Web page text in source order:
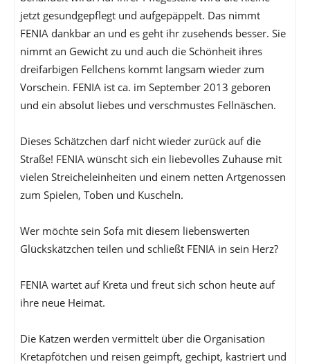
jetzt gesundgepflegt und aufgepäppelt. Das nimmt
FENIA dankbar an und es geht ihr zusehends besser. Sie
nimmt an Gewicht zu und auch die Schönheit ihres
dreifarbigen Fellchens kommt langsam wieder zum
Vorschein. FENIA ist ca. im September 2013 geboren
und ein absolut liebes und verschmustes Fellnäschen.
Dieses Schätzchen darf nicht wieder zurück auf die
Straße! FENIA wünscht sich ein liebevolles Zuhause mit
vielen Streicheleinheiten und einem netten Artgenossen
zum Spielen, Toben und Kuscheln.
Wer möchte sein Sofa mit diesem liebenswerten
Glückskätzchen teilen und schließt FENIA in sein Herz?
FENIA wartet auf Kreta und freut sich schon heute auf
ihre neue Heimat.
Die Katzen werden vermittelt über die Organisation
Kretapfötchen und reisen geimpft, gechipt, kastriert und